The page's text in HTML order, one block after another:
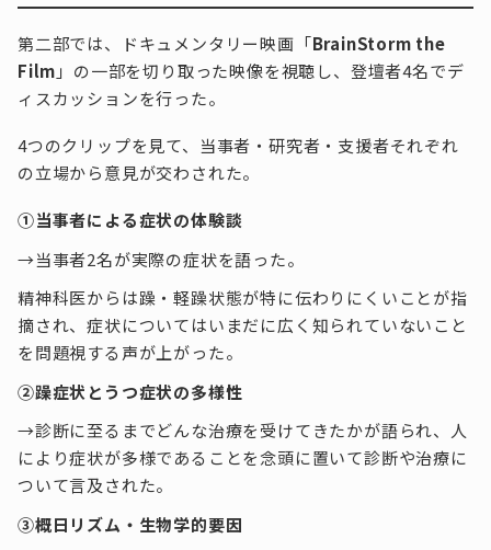
第二部では、ドキュメンタリー映画「BrainStorm the
Film 」の一部を切り取った映像を視聴し、登壇者4名でデ
ィスカッションを行った。
4つのクリップを見て、当事者・研究者・支援者それぞれ
の立場から意見が交わされた。
①当事者による症状の体験談
→当事者2名が実際の症状を語った。
精神科医からは躁・軽躁状態が特に伝わりにくいことが指
摘され、症状についてはいまだに広く知られていないこと
を問題視する声が上がった。
②躁症状とうつ症状の多様性
→診断に至るまでどんな治療を受けてきたかが語られ、人
により症状が多様であることを念頭に置いて診断や治療に
ついて言及された。
③概日リズム・生物学的要因